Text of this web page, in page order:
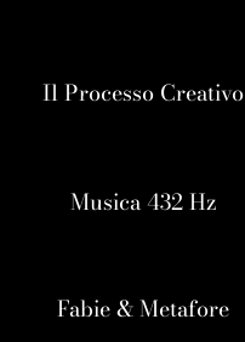
Il Processo Creativo
Musica 432 Hz
Fabie & Metafore